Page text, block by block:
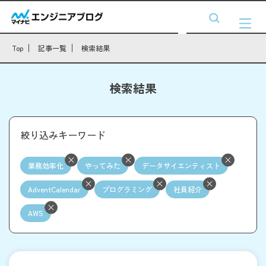
Top 記事一覧 検索結果
検索結果
絞り込みキーワード
業務効率化 やってみた データサイエンティスト
AdventCalendar プログラミング 社員紹介
AWS